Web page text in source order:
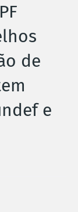
de
e